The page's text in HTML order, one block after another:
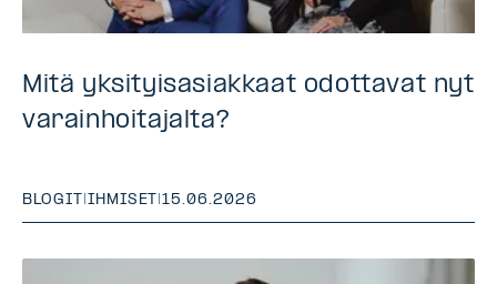
Mitä yksityisasiakkaat odottavat nyt
varainhoitajalta?
BLOGIT |IHMISET |15.06.2026